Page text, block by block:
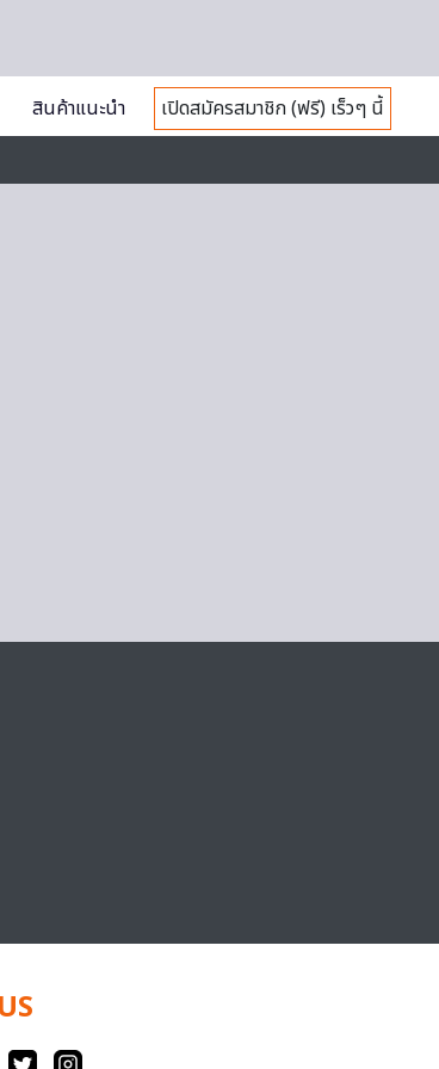
สินค้าแนะนำ
เปิดสมัครสมาชิก (ฟรี) เร็วๆ นี้